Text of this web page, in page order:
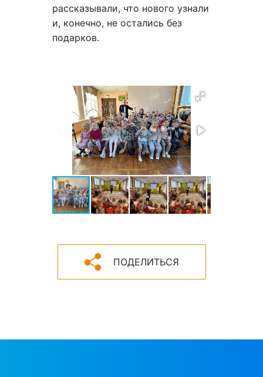
рассказывали, что нового узнали
и, конечно, не остались без
подарков.
ПОДЕЛИТЬСЯ